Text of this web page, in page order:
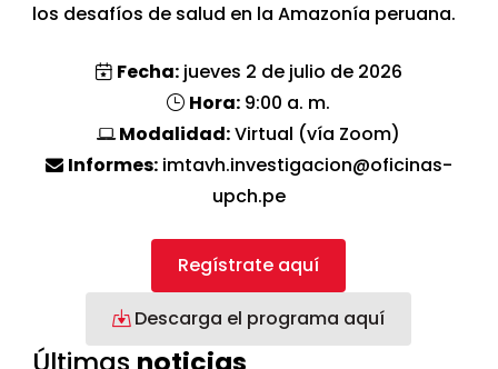
los desafíos de salud en la Amazonía peruana.
Fecha: jueves 2 de julio de 2026
Hora: 9:00 a. m.
Modalidad:Virtual (vía Zoom)
Informes:imtavh.investigacion@oficinas-
upch.pe
Regístrate aquí
Descarga el programa aquí